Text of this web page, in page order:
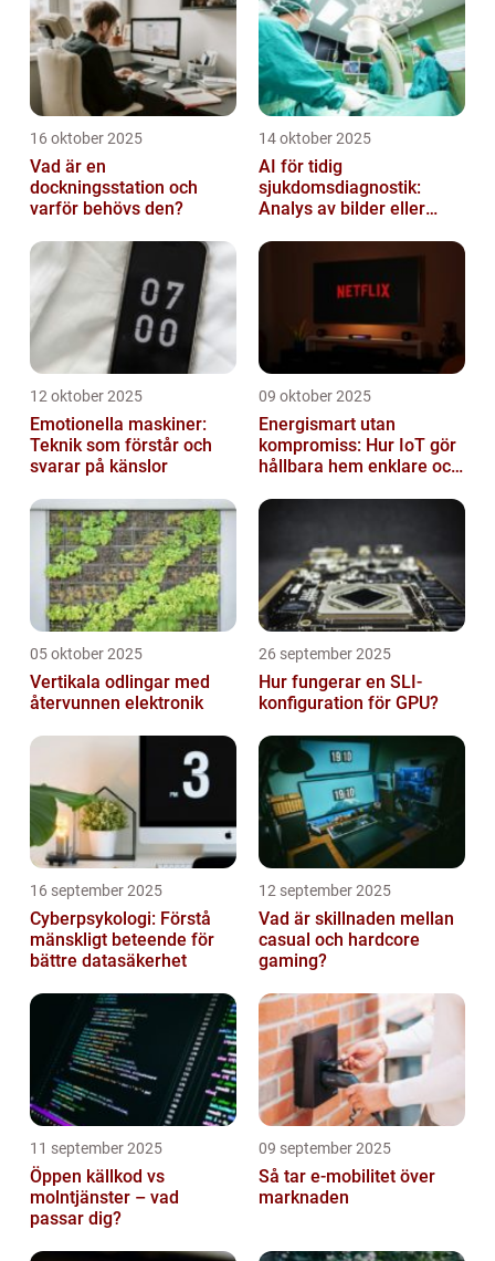
16 oktober 2025
Vad är en
dockningsstation och
varför behövs den?
14 oktober 2025
AI för tidig
sjukdomsdiagnostik:
Analys av bilder eller
12 oktober 2025
Emotionella maskiner:
Teknik som förstår och
svarar på känslor
09 oktober 2025
Energismart utan
kompromiss: Hur IoT gör
hållbara hem enklare och
05 oktober 2025
Vertikala odlingar med
återvunnen elektronik
26 september 2025
Hur fungerar en SLI-
konfiguration för GPU?
16 september 2025
Cyberpsykologi: Förstå
mänskligt beteende för
bättre datasäkerhet
12 september 2025
Vad är skillnaden mellan
casual och hardcore
gaming?
11 september 2025
Öppen källkod vs
molntjänster – vad
passar dig?
09 september 2025
Så tar e-mobilitet över
marknaden